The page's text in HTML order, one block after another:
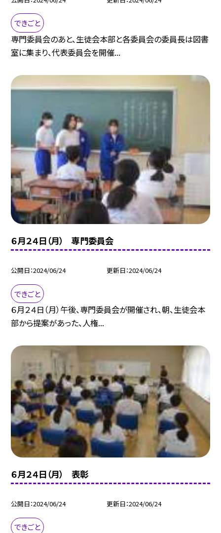
できごと
専門委員会のあと、生徒会本部と各委員会の委員長は図書
室に集まり、代表委員会を開催...
６月２４日（月） 専門委員会
公開日 2024/06/24 更新日 2024/06/24
できごと
６月２４日（月）午後、専門委員会が開催され、朝、生徒会本
部から提案があった、人権...
６月２４日（月） 表彰
公開日 2024/06/24 更新日 2024/06/24
できごと